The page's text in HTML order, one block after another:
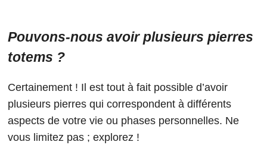
Pouvons-nous avoir plusieurs pierres
totems ?
Certainement ! Il est tout à fait possible d’avoir
plusieurs pierres qui correspondent à différents
aspects de votre vie ou phases personnelles. Ne
vous limitez pas ; explorez !